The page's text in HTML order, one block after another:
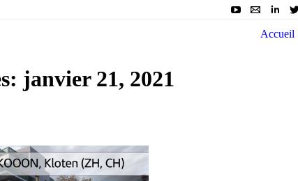
Accueil
janvier 21, 2021